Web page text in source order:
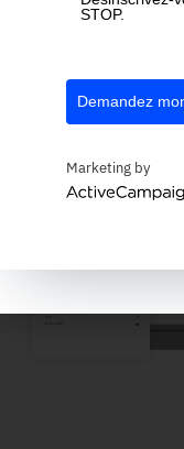
attribués aux
STOP.
Demandez
Marketing by
ActiveCampaign